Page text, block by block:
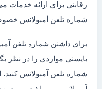
رقابتی برای ارائه خدمات
شماره تلفن آمبولانس
برای داشتن شماره تلفن
بایستی مواردی را در نظر
شماره تلفن آمبولانس